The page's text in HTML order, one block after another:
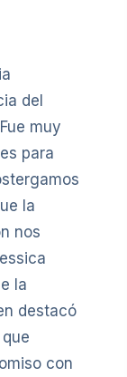
del
muy
para
la
nos
la
destacó
con